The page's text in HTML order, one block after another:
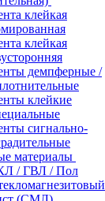
клейкая
клейкая
демпферные /
клейкие
сигнально-
материалы
/ ГВЛ / Пол